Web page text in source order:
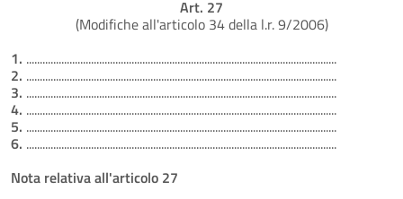
Art. 27
(Modifiche all'articolo 34 della l.r. 9/2006)
1. ...................................................................................................................
2. ...................................................................................................................
3. ...................................................................................................................
4. ...................................................................................................................
5. ...................................................................................................................
6. ...................................................................................................................
Nota relativa all'articolo 27